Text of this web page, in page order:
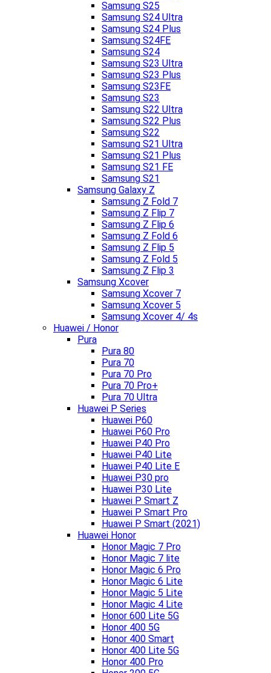
Samsung S25
Samsung S24 Ultra
Samsung S24 Plus
Samsung S24FE
Samsung S24
Samsung S23 Ultra
Samsung S23 Plus
Samsung S23FE
Samsung S23
Samsung S22 Ultra
Samsung S22 Plus
Samsung S22
Samsung S21 Ultra
Samsung S21 Plus
Samsung S21 FE
Samsung S21
Samsung Galaxy Z
Samsung Z Fold 7
Samsung Z Flip 7
Samsung Z Flip 6
Samsung Z Fold 6
Samsung Z Flip 5
Samsung Z Fold 5
Samsung Z Flip 3
Samsung Xcover
Samsung Xcover 7
Samsung Xcover 5
Samsung Xcover 4/ 4s
Huawei / Honor
Pura
Pura 80
Pura 70
Pura 70 Pro
Pura 70 Pro+
Pura 70 Ultra
Huawei P Series
Huawei P60
Huawei P60 Pro
Huawei P40 Pro
Huawei P40 Lite
Huawei P40 Lite E
Huawei P30 pro
Huawei P30 Lite
Huawei P Smart Z
Huawei P Smart Pro
Huawei P Smart (2021)
Huawei Honor
Honor Magic 7 Pro
Honor Magic 7 lite
Honor Magic 6 Pro
Honor Magic 6 Lite
Honor Magic 5 Lite
Honor Magic 4 Lite
Honor 600 Lite 5G
Honor 400 5G
Honor 400 Smart
Honor 400 Lite 5G
Honor 400 Pro